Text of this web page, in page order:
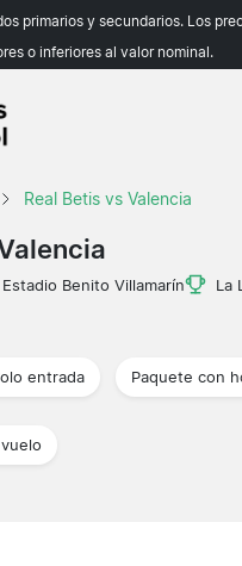
primarios y secundarios. Los
o inferiores al valor nominal.
Real Betis vs Valencia
Estadio Benito Villamarín
La
entrada Paquete con